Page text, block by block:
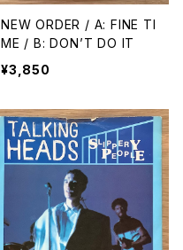
NEW ORDER / A: FINE TI
ME / B: DON’T DO IT
¥3,850